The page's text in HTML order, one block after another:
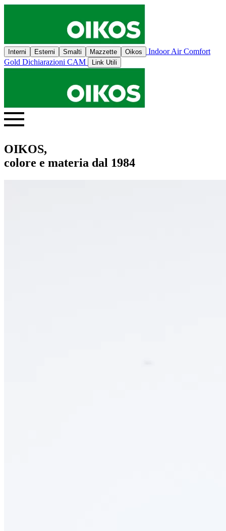
Interni Esterni Smalti Mazzette Oikos
Indoor Air Comfort
Gold Dichiarazioni CAM Link Utili
OIKOS,
colore e materia dal 1984